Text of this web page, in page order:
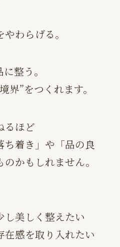
わらげる。
整う。
界”をつくれます。
るほど
ち着き」や「品の良
かもしれません。
し美しく整えたい
在感を取り入れたい